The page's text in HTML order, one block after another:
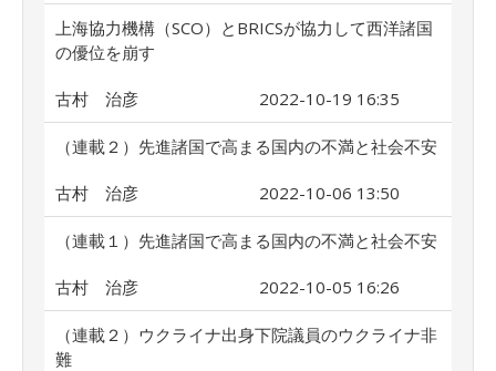
上海協力機構（SCO）とBRICSが協力して西洋諸国
の優位を崩す
古村 治彦 2022-10-19 16:35
（連載２）先進諸国で高まる国内の不満と社会不安
古村 治彦 2022-10-06 13:50
（連載１）先進諸国で高まる国内の不満と社会不安
古村 治彦 2022-10-05 16:26
（連載２）ウクライナ出身下院議員のウクライナ非
難